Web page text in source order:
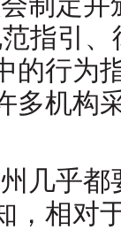
指引
的行为
多机构
几乎
，相对